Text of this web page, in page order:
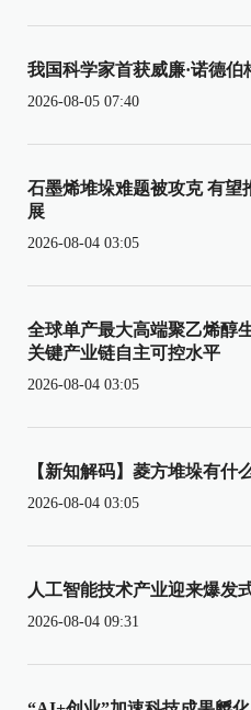
我国科学家首获威廉·诺德伯
2026-08-05 07:40
石墨烯堆垛难题被攻克 有望
展
2026-08-04 03:05
全球单产最大高端聚乙烯醇
关键产业链自主可控水平
2026-08-04 03:05
【新知解码】菱方堆垛有什
2026-08-04 03:05
人工智能技术产业迎来爆发
2026-08-04 09:31